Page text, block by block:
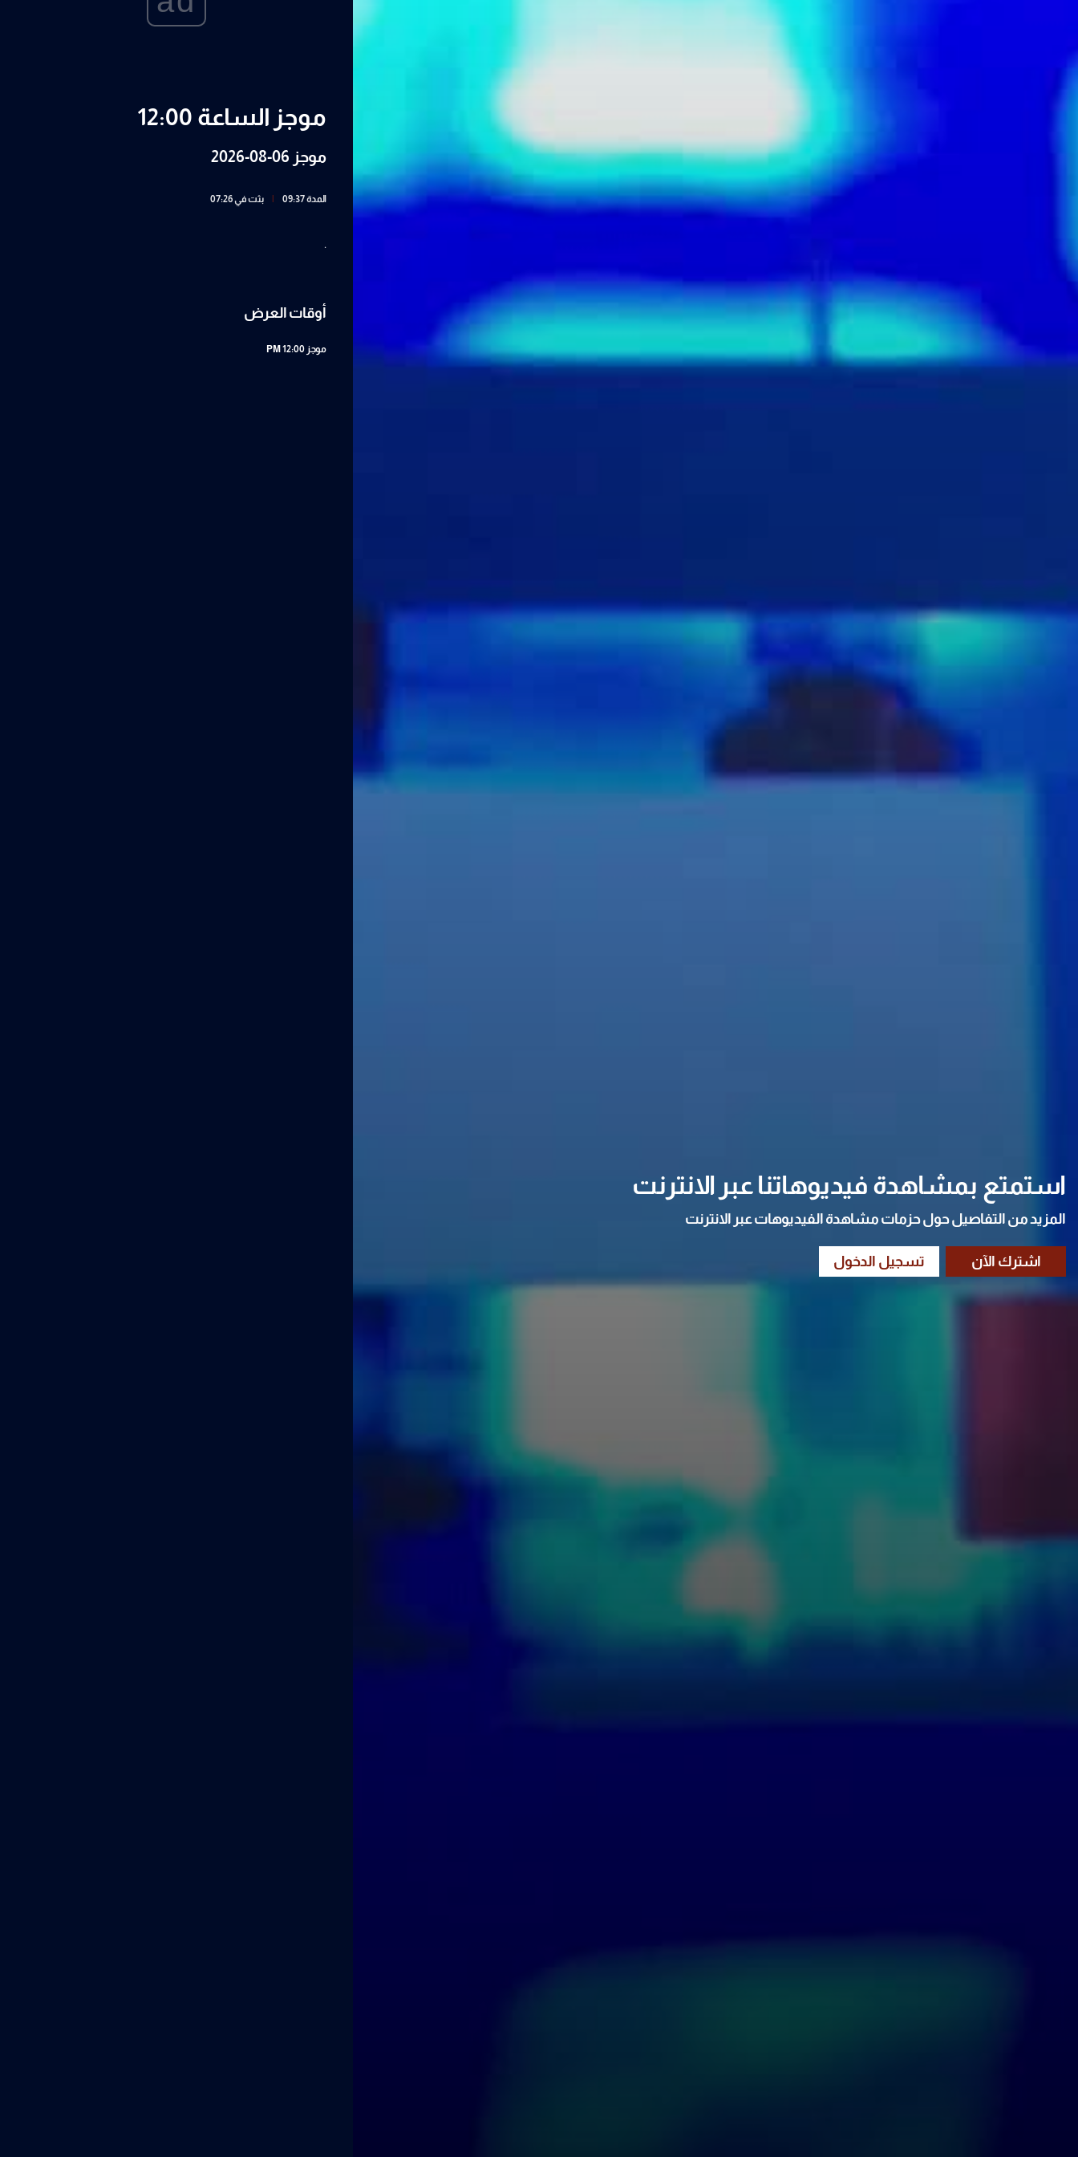
استمتع بمشاهدة فيديوهاتنا عبر الانترنت
المزيد من التفاصيل حول حزمات مشاهدة الفيديوهات عبر الانترنت
موجز الساعة 12:00
موجز 06-08-2026
المدة 09:37 بثت في 07:26
.
أوقات العرض
موجز 12:00 PM